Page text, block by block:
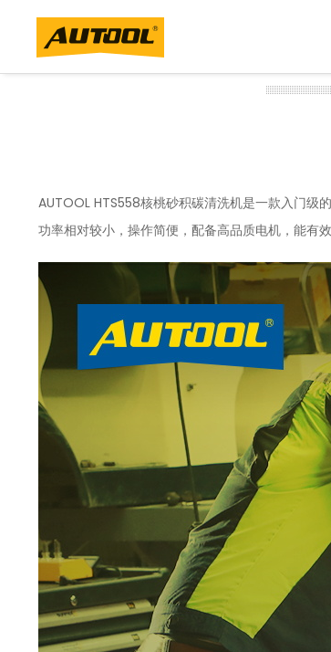
AUTOOL HTS558核桃砂积碳清洗机是一款入门级
功率相对较小，操作简便，配备高品质电机，能有